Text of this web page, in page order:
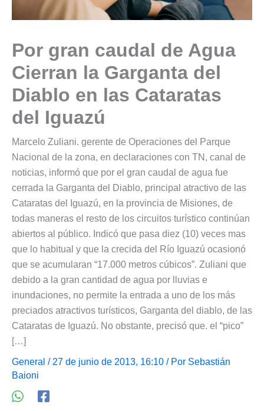
Por gran caudal de Agua
Cierran la Garganta del
Diablo en las Cataratas
del Iguazú
Marcelo Zuliani. gerente de Operaciones del Parque
Nacional de la zona, en declaraciones con TN, canal de
noticias, informó que por el gran caudal de agua fue
cerrada la Garganta del Diablo, principal atractivo de las
Cataratas del Iguazú, en la provincia de Misiones, de
todas maneras el resto de los circuitos turístico continúan
abiertos al público. Indicó que pasa diez (10) veces mas
que lo habitual y que la crecida del Río Iguazú ocasionó
que se acumularan “17.000 metros cúbicos”. Zuliani que
debido a la gran cantidad de agua por lluvias e
inundaciones, no permite la entrada a uno de los más
preciados atractivos turísticos, Garganta del diablo, de las
Cataratas de Iguazú. No obstante, precisó que. el “pico”
[…]
General / 27 de junio de 2013, 16:10 / Por Sebastián
Baioni